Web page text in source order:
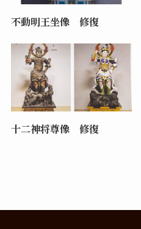
不動明王坐像 修復
十二神将尊像 修復